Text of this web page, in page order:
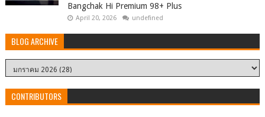
Bangchak Hi Premium 98+ Plus
April 20, 2026 undefined
BLOG ARCHIVE
CONTRIBUTORS